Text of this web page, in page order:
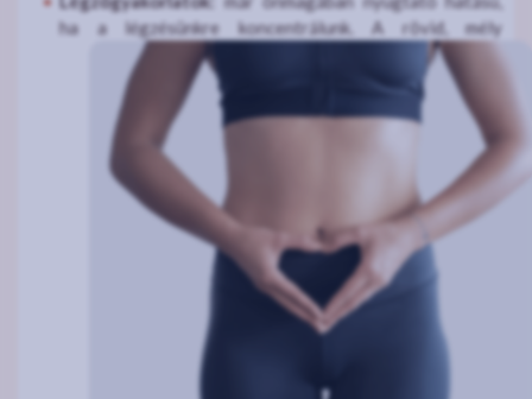
ha a légzésünkre koncentrálunk. A rövid, mély